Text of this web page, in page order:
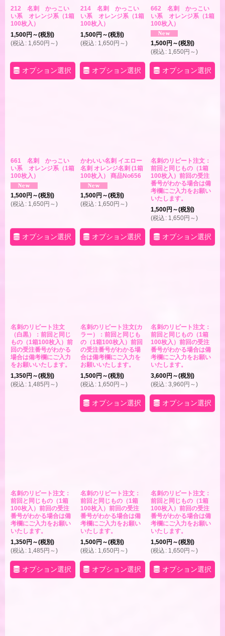
212 名刺 かっこい
い系 オレンジ系（1箱
100枚入）
1,500円 ～(税別)
(税込 : 1,650円 ～)
オプション選択
214 名刺 かっこい
い系 オレンジ系（1箱
100枚入）
1,500円 ～(税別)
(税込 : 1,650円 ～)
オプション選択
662 名刺 かっこい
い系 オレンジ系（1箱
100枚入）
1,500円 ～(税別)
(税込 : 1,650円 ～)
オプション選択
661 名刺 かっこい
い系 オレンジ系（1箱
100枚入）
1,500円 ～(税別)
(税込 : 1,650円 ～)
オプション選択
かわいい名刺 イエロー
名刺 オレンジ名刺 (1箱
100枚入） 商品No656
1,500円 ～(税別)
(税込 : 1,650円 ～)
オプション選択
名刺のリピート注文：
前回と同じもの（1箱
100枚入）前回の受注
番号がわかる場合は備
考欄にご入力をお願い
いたします。
1,500円 ～(税別)
(税込 : 1,650円 ～)
オプション選択
名刺のリピート注文
（白黒）：前回と同じ
もの（1箱100枚入）前
回の受注番号がわかる
場合は備考欄にご入力
をお願いいたします。
1,350円 ～(税別)
(税込 : 1,485 円 ～)
名刺のリピート注文(カ
ラー）：前回と同じも
の（1箱100枚入）前回
の受注番号がわかる場
合は備考欄にご入力を
お願いいたします。
1,500円 ～(税別)
(税込 : 1,650円 ～)
オプション選択
名刺のリピート注文：
前回と同じもの（1箱
100枚入）前回の受注
番号がわかる場合は備
考欄にご入力をお願い
いたします。
3,600円 ～(税別)
(税込 : 3,960円 ～)
オプション選択
名刺のリピート注文：
前回と同じもの（1箱
100枚入）前回の受注
番号がわかる場合は備
考欄にご入力をお願い
いたします。
1,350円 ～(税別)
(税込 : 1,485 円 ～)
オプション選択
名刺のリピート注文：
前回と同じもの（1箱
100枚入）前回の受注
番号がわかる場合は備
考欄にご入力をお願い
いたします。
1,500円 ～(税別)
(税込 : 1,650円 ～)
オプション選択
名刺のリピート注文：
前回と同じもの（1箱
100枚入）前回の受注
番号がわかる場合は備
考欄にご入力をお願い
いたします。
1,500円 ～(税別)
(税込 : 1,650円 ～)
オプション選択